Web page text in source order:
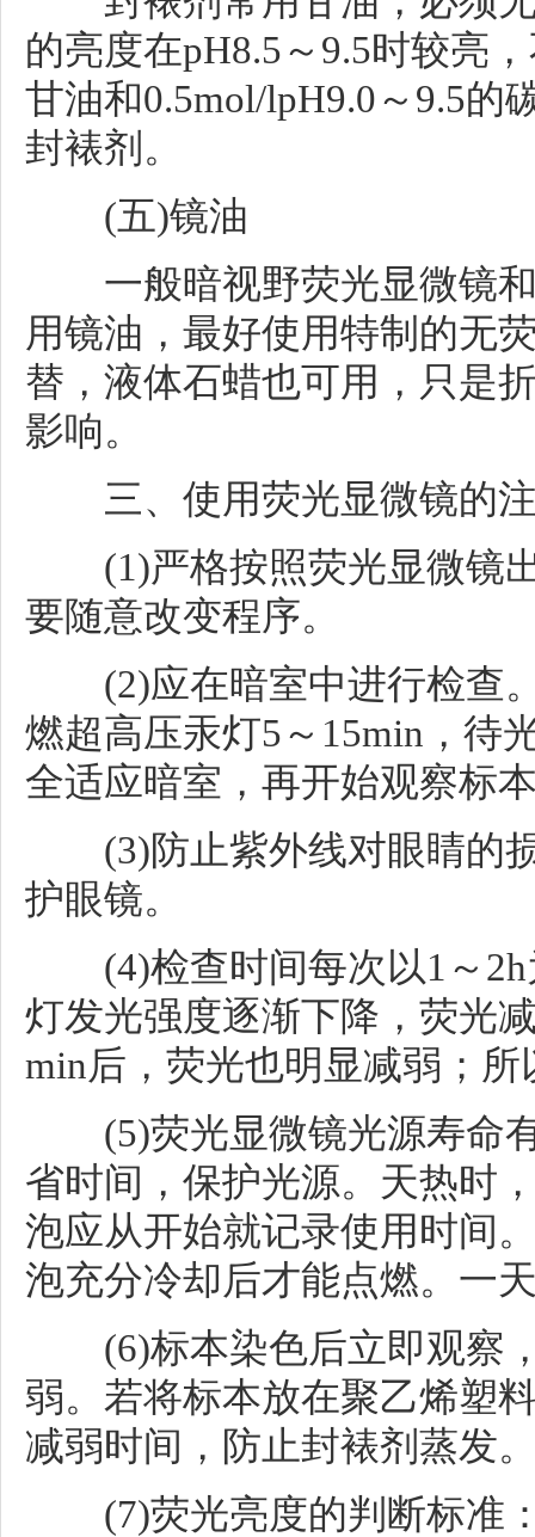
的亮度在pH8.5～9.5时较亮
甘油和0.5mol/lpH9.0～9.5的
封裱剂。
(五)镜油
一般暗视野荧光显微镜和
用镜油，最好使用特制的无
替，液体石蜡也可用，只是
影响。
三、使用荧光显微镜的
(1)严格按照荧光显微镜
要随意改变程序。
(2)应在暗室中进行检查
燃超高压汞灯5～15min，待
全适应暗室，再开始观察标
(3)防止紫外线对眼睛的
护眼镜。
(4)检查时间每次以1～2h
灯发光强度逐渐下降，荧光
min后，荧光也明显减弱；
(5)荧光显微镜光源寿命
省时间，保护光源。天热时
泡应从开始就记录使用时间
泡充分冷却后才能点燃。一
(6)标本染色后立即观察
弱。若将标本放在聚乙烯塑
减弱时间，防止封裱剂蒸发
(7)荧光亮度的判断标准